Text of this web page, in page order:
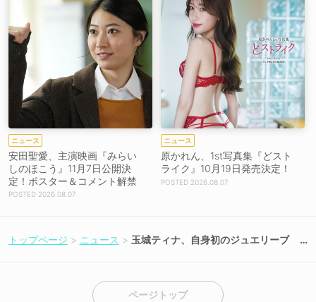
ニュース
安田聖愛、主演映画『みらい
しのほこう』11月7日公開決
定！ポスター＆コメント解禁
2026.08.07
ニュース
原かれん、1st写真集『どスト
ライク』10月19日発売決定！
2026.08.07
トップページ ニュース
玉城ティナ、自身初のジュエリーブ
ページトップ